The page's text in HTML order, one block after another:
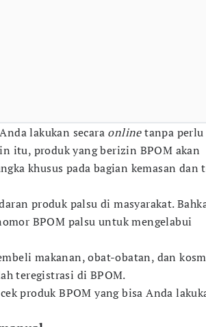
lakukan secara onlinetanpa perlu
itu, produk yang berizin BPOM akan
khusus pada bagian kemasan dan
produk palsu di masyarakat.
BPOM palsu untuk mengelabui
makanan, obat-obatan, dan
teregistrasi di BPOM.
produk BPOM yang bisa Anda